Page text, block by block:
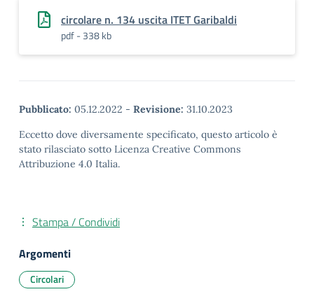
circolare n. 134 uscita ITET Garibaldi
pdf - 338 kb
Pubblicato: 05.12.2022 - Revisione: 31.10.2023
Eccetto dove diversamente specificato, questo articolo è
stato rilasciato sotto Licenza Creative Commons
Attribuzione 4.0 Italia.
Stampa / Condividi
Argomenti
Circolari